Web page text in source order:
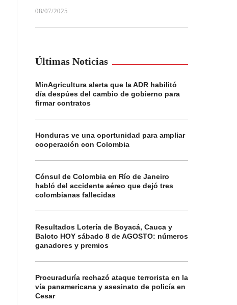
08/07/2025
Últimas Noticias
MinAgricultura alerta que la ADR habilitó
día despúes del cambio de gobierno para
firmar contratos
Honduras ve una oportunidad para ampliar
cooperación con Colombia
Cónsul de Colombia en Río de Janeiro
habló del accidente aéreo que dejó tres
colombianas fallecidas
Resultados Lotería de Boyacá, Cauca y
Baloto HOY sábado 8 de AGOSTO: números
ganadores y premios
Procuraduría rechazó ataque terrorista en la
vía panamericana y asesinato de policía en
Cesar